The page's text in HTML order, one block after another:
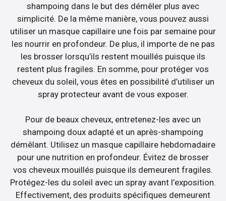
shampoing dans le but des démêler plus avec
simplicité. De la même manière, vous pouvez aussi
utiliser un masque capillaire une fois par semaine pour
les nourrir en profondeur. De plus, il importe de ne pas
les brosser lorsqu’ils restent mouillés puisque ils
restent plus fragiles. En somme, pour protéger vos
cheveux du soleil, vous êtes en possibilité d’utiliser un
spray protecteur avant de vous exposer.
Pour de beaux cheveux, entretenez-les avec un
shampoing doux adapté et un après-shampoing
démêlant. Utilisez un masque capillaire hebdomadaire
pour une nutrition en profondeur. Évitez de brosser
vos cheveux mouillés puisque ils demeurent fragiles.
Protégez-les du soleil avec un spray avant l’exposition.
Effectivement, des produits spécifiques demeurent